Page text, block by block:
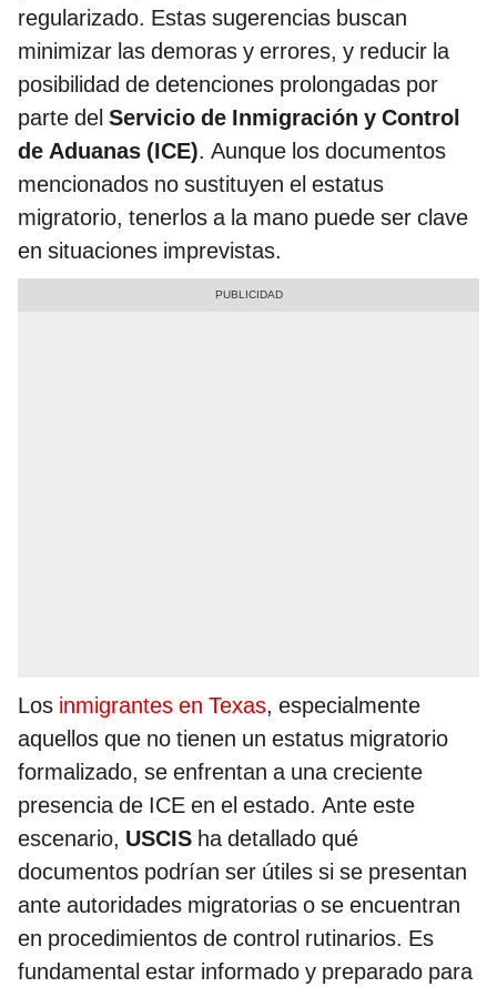
regularizado. Estas sugerencias buscan
minimizar las demoras y errores, y reducir la
posibilidad de detenciones prolongadas por
parte del Servicio de Inmigración y Control
de Aduanas (ICE). Aunque los documentos
mencionados no sustituyen el estatus
migratorio, tenerlos a la mano puede ser clave
en situaciones imprevistas.
Los inmigrantes en Texas, especialmente
aquellos que no tienen un estatus migratorio
formalizado, se enfrentan a una creciente
presencia de ICE en el estado. Ante este
escenario, USCIS ha detallado qué
documentos podrían ser útiles si se presentan
ante autoridades migratorias o se encuentran
en procedimientos de control rutinarios. Es
fundamental estar informado y preparado para